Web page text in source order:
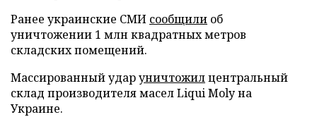
Ранее украинские СМИ сообщили об
уничтожении 1 млн квадратных метров
складских помещений.
Массированный ударуничтожилцентральный
склад производителя масел Liqui Moly на
Украине.